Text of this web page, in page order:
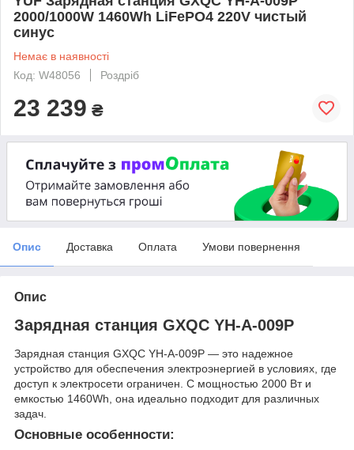
2000/1000W 1460Wh LiFePO4 220V чистый
синус
Немає в наявності
Код: W48056
Роздріб
23 239 ₴
Опис Доставка Оплата Умови повернення
Опис
Зарядная станция GXQC YH-A-009P
Зарядная станция GXQC YH-A-009P — это надежное
устройство для обеспечения электроэнергией в условиях, где
доступ к электросети ограничен. С мощностью 2000 Вт и
емкостью 1460Wh, она идеально подходит для различных
задач.
Основные особенности: